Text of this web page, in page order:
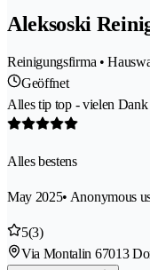
Aleksoski
Reinigungsfirma •
Geöffnet
Alles tip top - vielen Dank
Alles bestens
May 2025• Anonymous
5(3)
Via Montalin 67013